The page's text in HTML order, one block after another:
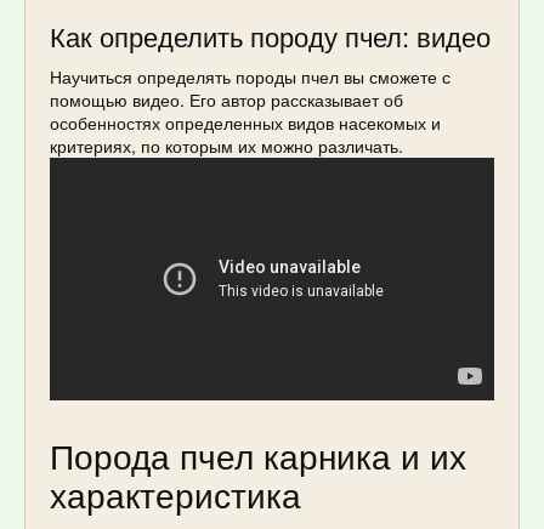
Как определить породу пчел: видео
Научиться определять породы пчел вы сможете с
помощью видео. Его автор рассказывает об
особенностях определенных видов насекомых и
критериях, по которым их можно различать.
Порода пчел карника и их
характеристика